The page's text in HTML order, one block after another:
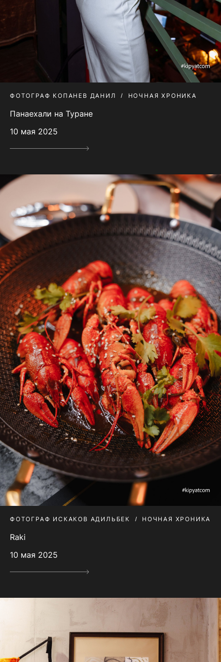
ФОТОГРАФ КОПАНЕВ ДАНИЛ НОЧНАЯ ХРОНИКА
Панаехали на Туране
10 мая 2025
ФОТОГРАФ ИСКАКОВ АДИЛЬБЕК НОЧНАЯ ХРОНИКА
Raki
10 мая 2025